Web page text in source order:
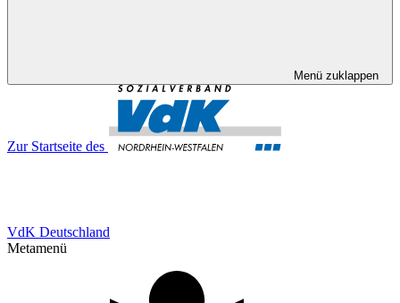
Menü zuklappen
Zur Startseite des
VdK Deutschland
Metamenü